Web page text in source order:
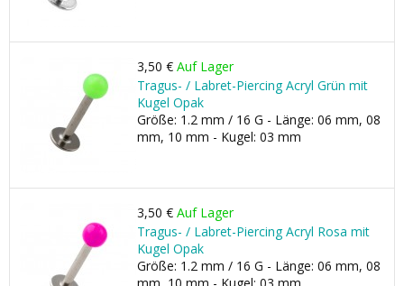
3,50 € Auf Lager
Tragus- / Labret-Piercing Acryl Grün mit
Kugel Opak
Größe: 1.2 mm / 16 G - Länge: 06 mm, 08
mm, 10 mm - Kugel: 03 mm
3,50 € Auf Lager
Tragus- / Labret-Piercing Acryl Rosa mit
Kugel Opak
Größe: 1.2 mm / 16 G - Länge: 06 mm, 08